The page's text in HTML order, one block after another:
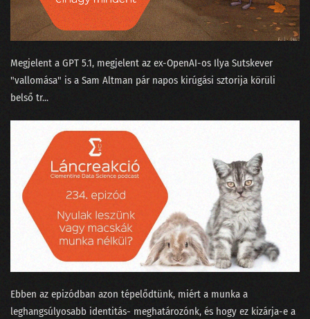
Megjelent a GPT 5.1⁠, megjelent az ex-OpenAI-os ⁠Ilya Sutskever
"vallomása"⁠ is a Sam Altman pár napos kirúgási sztorija körüli
belső tr...
Ebben az epizódban azon tépelődtünk, miért a munka a
leghangsúlyosabb identitás- meghatározónk, és hogy ez kizárja-e a